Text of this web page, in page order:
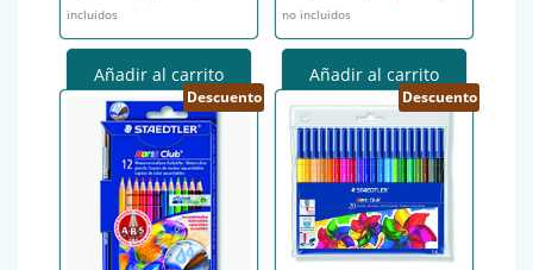
incluidos
Añadir al carrito
no incluidos
Añadir al carrito
Descuento Descuento